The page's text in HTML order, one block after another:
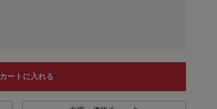
カートに入れる